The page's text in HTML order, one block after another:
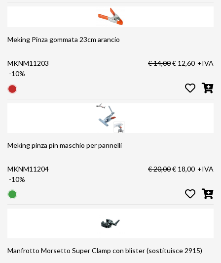
Meking Pinza gommata 23cm arancio
MKNM11203
-10%
€ 14,00€ 12,60 +IVA
Meking pinza pin maschio per pannelli
MKNM11204
-10%
€ 20,00€ 18,00 +IVA
Manfrotto Morsetto Super Clamp con blister (sostituisce 2915)